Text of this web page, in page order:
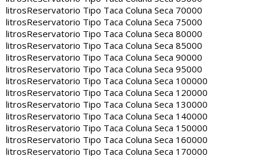
litrosReservatorio Tipo Taca Coluna Seca 70000
litrosReservatorio Tipo Taca Coluna Seca 75000
litrosReservatorio Tipo Taca Coluna Seca 80000
litrosReservatorio Tipo Taca Coluna Seca 85000
litrosReservatorio Tipo Taca Coluna Seca 90000
litrosReservatorio Tipo Taca Coluna Seca 95000
litrosReservatorio Tipo Taca Coluna Seca 100000
litrosReservatorio Tipo Taca Coluna Seca 120000
litrosReservatorio Tipo Taca Coluna Seca 130000
litrosReservatorio Tipo Taca Coluna Seca 140000
litrosReservatorio Tipo Taca Coluna Seca 150000
litrosReservatorio Tipo Taca Coluna Seca 160000
litrosReservatorio Tipo Taca Coluna Seca 170000